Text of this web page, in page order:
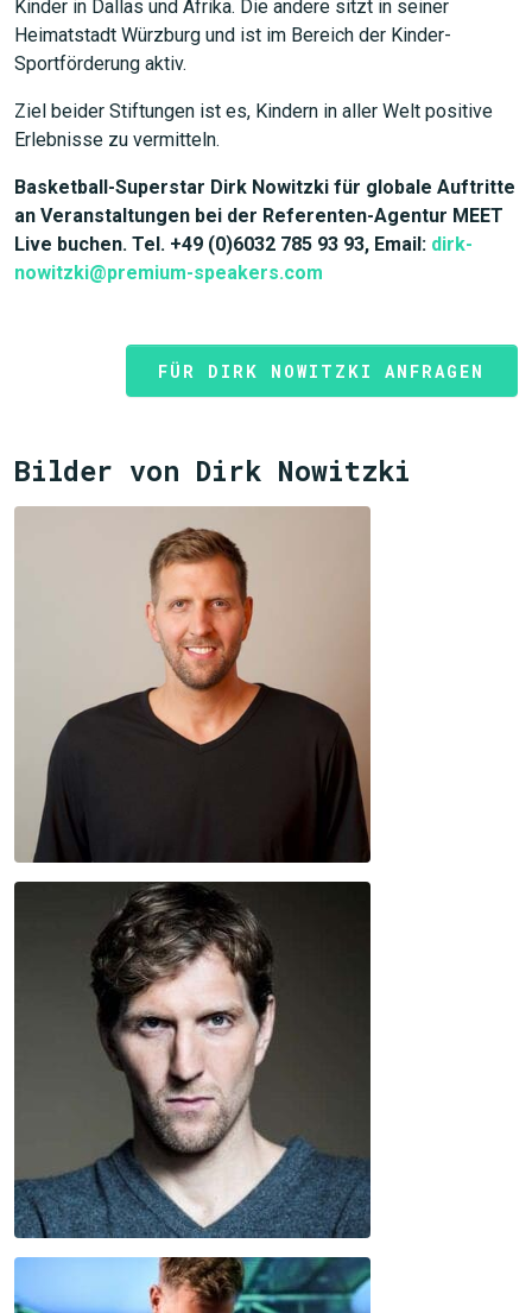
Kinder in Dallas und Afrika. Die andere sitzt in seiner
Heimatstadt Würzburg und ist im Bereich der Kinder-
Sportförderung aktiv.
Ziel beider Stiftungen ist es, Kindern in aller Welt positive
Erlebnisse zu vermitteln.
Basketball-Superstar Dirk Nowitzki für globale Auftritte
an Veranstaltungen bei der Referenten-Agentur MEET
Live buchen. Tel. +49 (0)6032 785 93 93, Email: dirk-
nowitzki@premium-speakers.com
FÜR DIRK NOWITZKI ANFRAGEN
Bilder von Dirk Nowitzki